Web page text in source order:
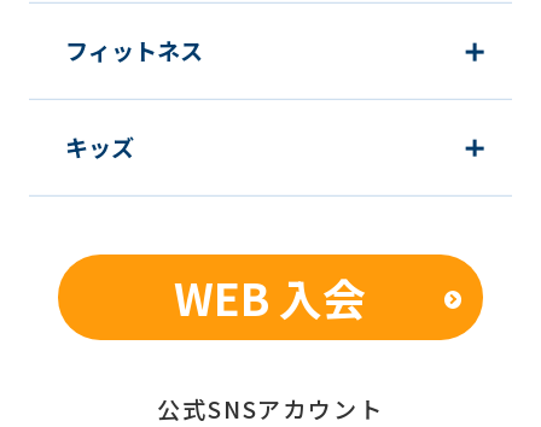
フィットネス
キッズ
WEB 入会
公式SNSアカウント